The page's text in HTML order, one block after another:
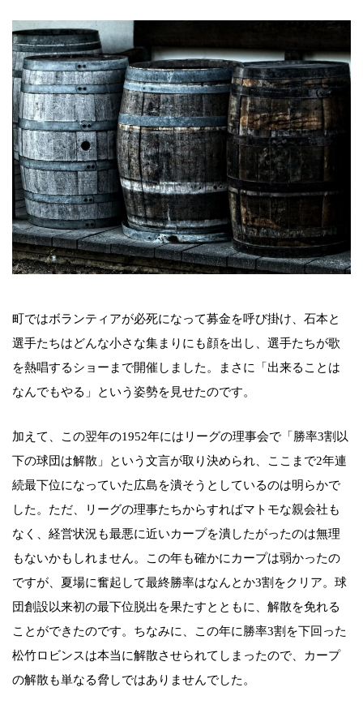
町ではボランティアが必死になって募金を呼び掛け、石本と
選手たちはどんな小さな集まりにも顔を出し、選手たちが歌
を熱唱するショーまで開催しました。まさに「出来ることは
なんでもやる」という姿勢を見せたのです。
加えて、この翌年の1952年にはリーグの理事会で「勝率3割以
下の球団は解散」という文言が取り決められ、ここまで2年連
続最下位になっていた広島を潰そうとしているのは明らかで
した。ただ、リーグの理事たちからすればマトモな親会社も
なく、経営状況も最悪に近いカープを潰したがったのは無理
もないかもしれません。この年も確かにカープは弱かったの
ですが、夏場に奮起して最終勝率はなんとか3割をクリア。球
団創設以来初の最下位脱出を果たすとともに、解散を免れる
ことができたのです。ちなみに、この年に勝率3割を下回った
松竹ロビンスは本当に解散させられてしまったので、カープ
の解散も単なる脅しではありませんでした。